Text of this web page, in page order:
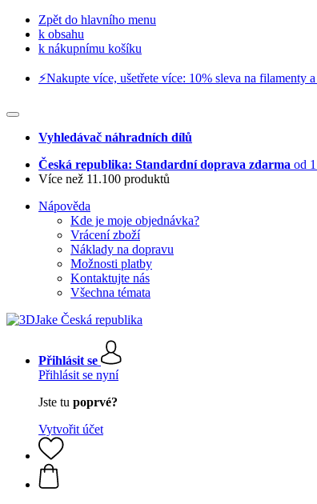
Zpět do hlavního menu
k obsahu
k nákupnímu košíku
⚡️Nakupte více, ušetřete více: 10% sleva na filamenty
Vyhledávač náhradních dílů
Česká republika: Standardní doprava zdarma od
Více než 11.100 produktů
Nápověda
Kde je moje objednávka?
Vrácení zboží
Náklady na dopravu
Možnosti platby
Kontaktujte nás
Všechna témata
Přihlásit se
Přihlásit se nyní
Jste tu poprvé?
Vytvořit účet